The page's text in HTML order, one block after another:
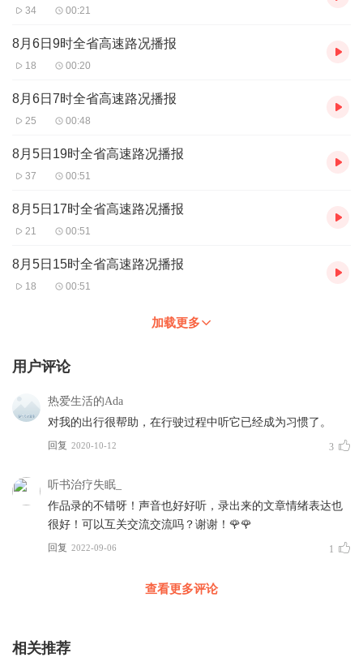
34 00:21
8月6日9时全省高速路况播报
18 00:20
8月6日7时全省高速路况播报
25 00:48
8月5日19时全省高速路况播报
37 00:51
8月5日17时全省高速路况播报
21 00:51
8月5日15时全省高速路况播报
18 00:51
加载更多
用户评论
热爱生活的Ada
对我的出行很帮助，在行驶过程中听它已经成为习惯了。
回复 2020-10-12 3
听书治疗失眠_
作品录的不错呀！声音也好好听，录出来的文章情绪表达也
很好！可以互关交流交流吗？谢谢！🌹🌹
回复 2022-09-06 1
查看更多评论
相关推荐